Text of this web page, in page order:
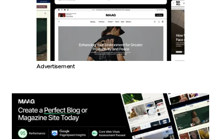
Advertisement